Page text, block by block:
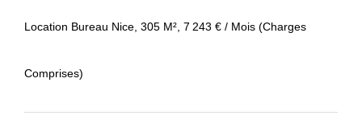
Location Bureau Nice, 305 M², 7 243 € / Mois (Charges
Comprises)